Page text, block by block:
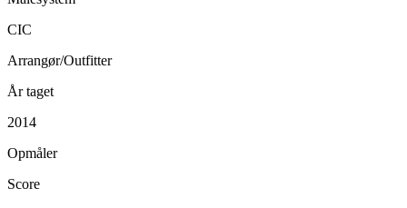
CIC
Arrangør/Outfitter
År taget
2014
Opmåler
Score